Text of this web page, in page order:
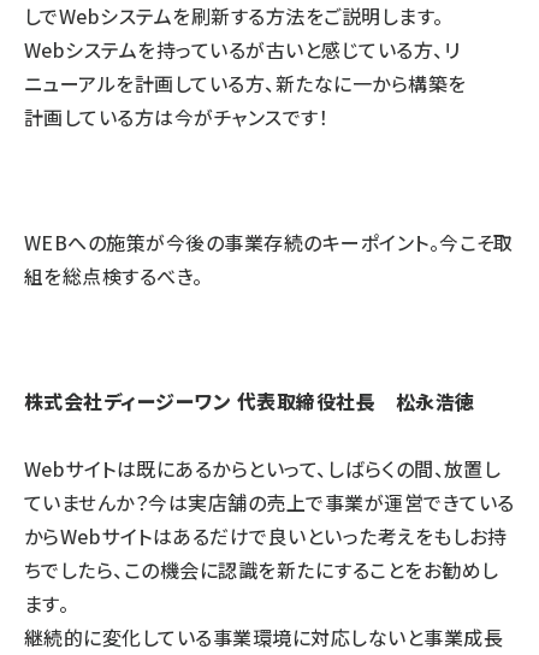
しでWebシステムを刷新する方法をご説明します。
Webシステムを持っているが古いと感じている方、リ
ニューアルを計画している方、新たなに一から構築を
計画している方は今がチャンスです！
WEBへの施策が今後の事業存続のキーポイント。今こそ取
組を総点検するべき。
株式会社ディージーワン 代表取締役社長 松永浩徳
Webサイトは既にあるからといって、しばらくの間、放置し
ていませんか？今は実店舗の売上で事業が運営できている
からWebサイトはあるだけで良いといった考えをもしお持
ちでしたら、この機会に認識を新たにすることをお勧めし
ます。
継続的に変化している事業環境に対応しないと事業成長